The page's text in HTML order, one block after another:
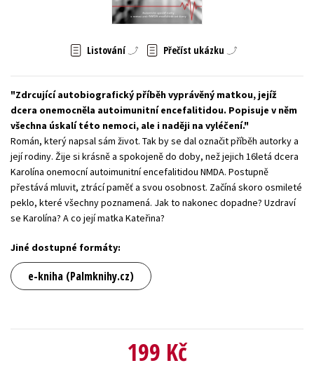
Zahraniční literatura
Všechny tituly
Listování Přečíst ukázku
Zdrcující autobiografický příběh vyprávěný matkou, jejíž
dcera onemocněla autoimunitní encefalitidou. Popisuje v něm
všechna úskalí této nemoci, ale i naději na vyléčení.
Román, který napsal sám život. Tak by se dal označit příběh autorky a
její rodiny. Žije si krásně a spokojeně do doby, než jejich 16letá dcera
Karolína onemocní autoimunitní encefalitidou NMDA. Postupně
přestává mluvit, ztrácí paměť a svou osobnost. Začíná skoro osmileté
peklo, které všechny poznamená. Jak to nakonec dopadne? Uzdraví
se Karolína? A co její matka Kateřina?
Jiné dostupné formáty:
e-kniha (Palmknihy.cz)
199 Kč